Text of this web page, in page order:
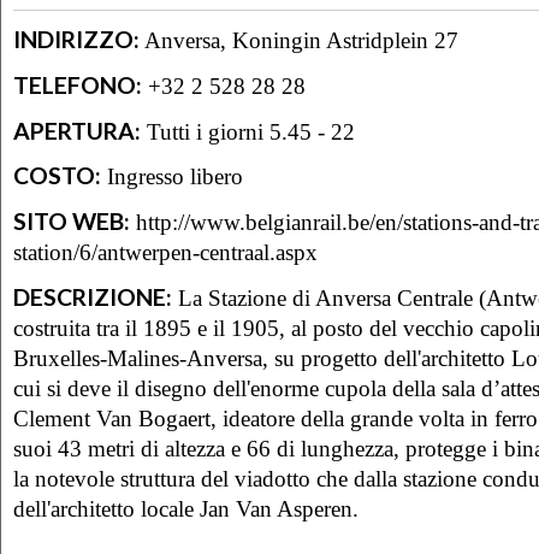
INDIRIZZO: Anversa, Koningin Astridplein 27
TELEFONO: +32 2 528 28 28
APERTURA: Tutti i giorni 5.45 - 22
COSTO: Ingresso libero
SITO WEB: http://www.belgianrail.be/en/stations-and-
station/6/antwerpen-centraal.aspx
DESCRIZIONE: La Stazione di Anversa Centrale
costruita tra il 1895 e il 1905, al posto del vecchio
Bruxelles-Malines-Anversa, su progetto dell'architetto
cui si deve il disegno dell'enorme cupola della sala
Clement Van Bogaert, ideatore della grande volta in
suoi 43 metri di altezza e 66 di lunghezza, protegge i
la notevole struttura del viadotto che dalla stazione
dell'architetto locale Jan Van Asperen.